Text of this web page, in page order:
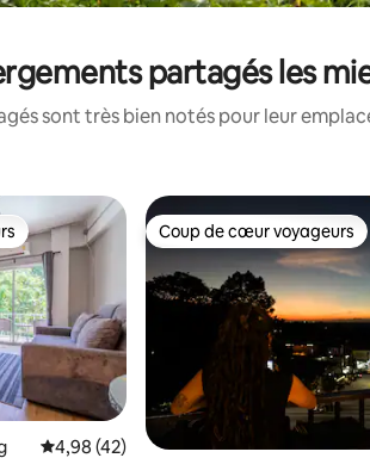
partagés les
sont très bien notés pour leur
: 4,89 sur 5
les plus appréciés
Évaluation moyenne sur la base de 42
4,98 (42)
Coup de cœur voyageurs
Coup de cœur voyageurs